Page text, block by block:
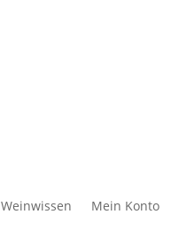
Weinwissen Mein Konto